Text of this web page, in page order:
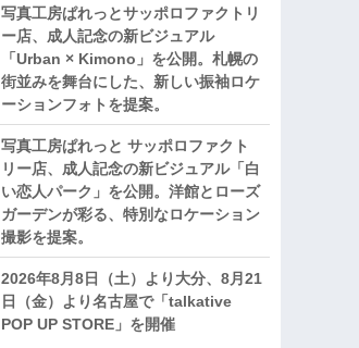
写真工房ぱれっとサッポロファクトリ
ー店、成人記念の新ビジュアル
「Urban × Kimono」を公開。札幌の
街並みを舞台にした、新しい振袖ロケ
ーションフォトを提案。
写真工房ぱれっと サッポロファクト
リー店、成人記念の新ビジュアル「白
い恋人パーク」を公開。洋館とローズ
ガーデンが彩る、特別なロケーション
撮影を提案。
2026年8月8日（土）より大分、8月21
日（金）より名古屋で「talkative
POP UP STORE」を開催